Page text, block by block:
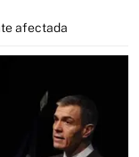
afectada